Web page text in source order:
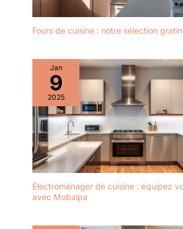
Fours de cuisine : notre sélection
Jan
9
2025
Électroménager de cuisine : équipez
avec Mobalpa